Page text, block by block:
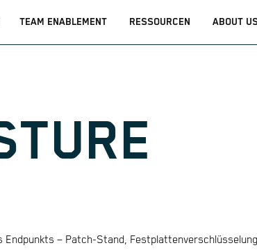
TEAM ENABLEMENT RESSOURCEN ABOUT
– Patch-Stand,